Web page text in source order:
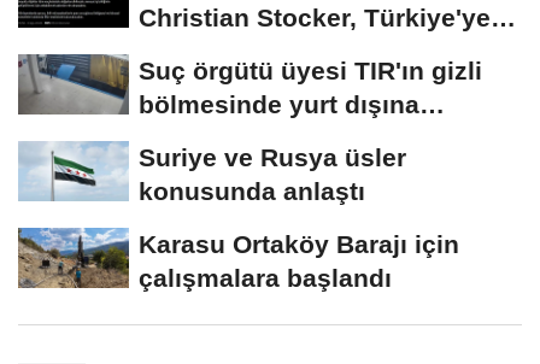
Christian Stocker, Türkiye'ye
Suç örgütü üyesi TIR'ın gizli
bölmesinde yurt dışına
Suriye ve Rusya üsler
konusunda anlaştı
Karasu Ortaköy Barajı için
çalışmalara başlandı